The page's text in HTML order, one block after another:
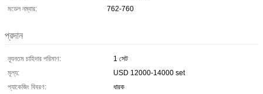
মডেল নম্বার:
762-760
প্রদান
ন্যূনতম চাহিদার পরিমাণ:
1 সেট
মূল্য:
USD 12000-14000 set
প্যাকেজিং বিবরণ:
ধারক